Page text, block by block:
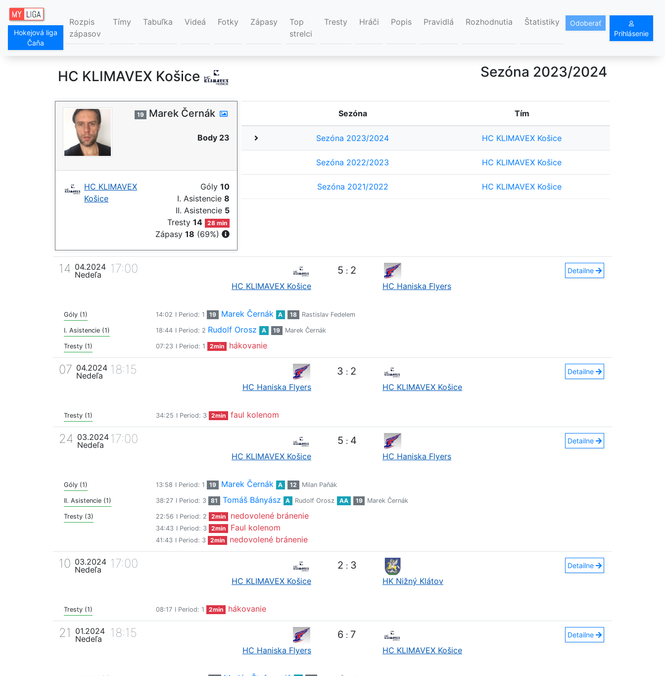
Hokejová liga
Čaňa
Rozpis
zápasov
Tímy Tabuľka Videá Fotky Zápasy
Top
strelci
Tresty Hráči Popis Pravidlá Rozhodnutia Štatistiky
Odoberať
Prihlásenie
HC KLIMAVEX Košice Sezóna 2023/2024
19 Marek Černák
Body 23
HC KLIMAVEX
Košice
Góly 10
I. Asistencie 8
II. Asistencie 5
Tresty14 28 min
Zápasy 18 (69%)
Sezóna Tím
Sezóna 2023/2024 HC KLIMAVEX Košice
Sezóna 2022/2023 HC KLIMAVEX Košice
Sezóna 2021/2022 HC KLIMAVEX Košice
14 04.2024
Nedeľa
17:00
HC KLIMAVEX Košice
5 : 2
HC Haniska Flyers
Detailne
Góly (1) 14:02 I Period: 1 19 Marek Černák A 18 Rastislav Fedelem
I. Asistencie (1) 18:44 I Period: 2 Rudolf Orosz A 19 Marek Černák
Tresty (1) 07:23 I Period: 1 2min hákovanie
07 04.2024
Nedeľa
18:15
HC Haniska Flyers
3 : 2
HC KLIMAVEX Košice
Detailne
Tresty (1) 34:25 I Period: 3 2min faul kolenom
24 03.2024
Nedeľa
17:00
HC KLIMAVEX Košice
5 : 4
HC Haniska Flyers
Detailne
Góly (1) 13:58 I Period: 1 19 Marek Černák A 12 Milan Paňák
II. Asistencie (1) 38:27 I Period: 3 81 Tomáš Bányász A Rudolf Orosz AA 19 Marek Černák
Tresty (3) 22:56 I Period: 2 2min nedovolené bránenie
34:43 I Period: 3 2min Faul kolenom
41:43 I Period: 3 2min nedovolené bránenie
10 03.2024
Nedeľa
17:00
HC KLIMAVEX Košice
2 : 3
HK Nižný Klátov
Detailne
Tresty (1) 08:17 I Period: 1 2min hákovanie
21
01.2024
Nedeľa
18:15
HC Haniska Flyers
6 : 7
HC KLIMAVEX Košice
Detailne